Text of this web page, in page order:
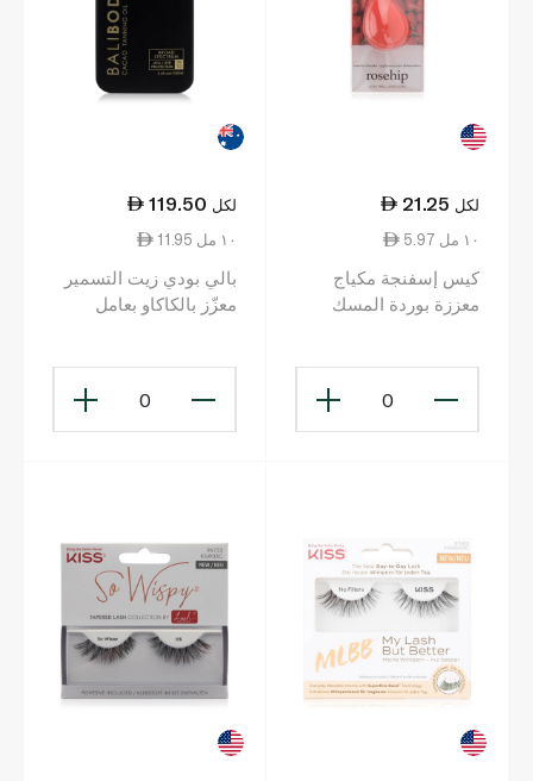
21.25 لكل
5.97 ١٠ مل
كيس إسفنجة مكياج
معززة بوردة المسك
0
119.50 لكل
11.95 ١٠ مل
بالي بودي زيت التسمير
معزّز بالكاكاو بعامل
0